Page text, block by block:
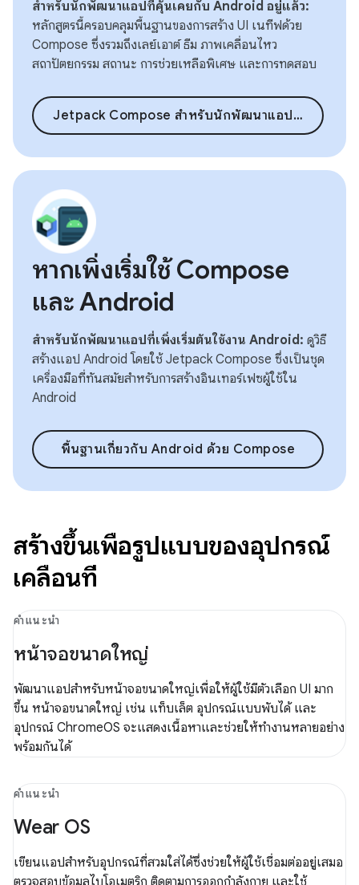
สำหรับนักพัฒนาแอปที่คุ้นเคยกับ Android อยู่แล้ว:
หลักสูตรนี้ครอบคลุมพื้นฐานของการสร้าง UI เนทีฟด้วย
Compose ซึ่งรวมถึงเลย์เอาต์ ธีม ภาพเคลื่อนไหว
สถาปัตยกรรม สถานะ การช่วยเหลือพิเศษ และการทดสอบ
Jetpack Compose สำหรับนักพัฒนาแอป Android
หากเพิ่งเริ่มใช้ Compose
และ Android
สำหรับนักพัฒนาแอปที่เพิ่งเริ่มต้นใช้งาน Android: ดูวิธี
สร้างแอป Android โดยใช้ Jetpack Compose ซึ่งเป็นชุด
เครื่องมือที่ทันสมัยสำหรับการสร้างอินเทอร์เฟซผู้ใช้ใน
Android
พื้นฐานเกี่ยวกับ Android ด้วย Compose
สร้างขึ้นเพื่อรูปแบบของอุปกรณ์
เคลื่อนที่
คำแนะนำ
หน้าจอขนาดใหญ่
พัฒนาแอปสำหรับหน้าจอขนาดใหญ่เพื่อให้ผู้ใช้มีตัวเลือก UI มาก
ขึ้น หน้าจอขนาดใหญ่ เช่น แท็บเล็ต อุปกรณ์แบบพับได้ และ
อุปกรณ์ ChromeOS จะแสดงเนื้อหาและช่วยให้ทำงานหลายอย่าง
พร้อมกันได้
คำแนะนำ
Wear OS
เขียนแอปสำหรับอุปกรณ์ที่สวมใส่ได้ซึ่งช่วยให้ผู้ใช้เชื่อมต่ออยู่เสมอ